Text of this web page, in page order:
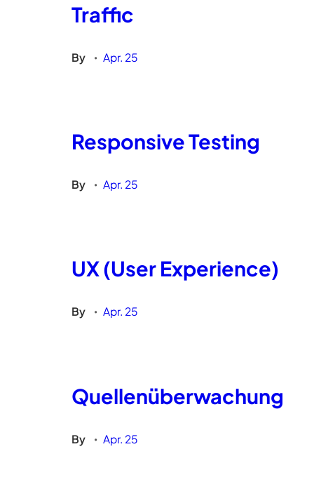
Traffic
By • Apr. 25
Responsive Testing
By • Apr. 25
UX (User Experience)
By • Apr. 25
Quellenüberwachung
By • Apr. 25